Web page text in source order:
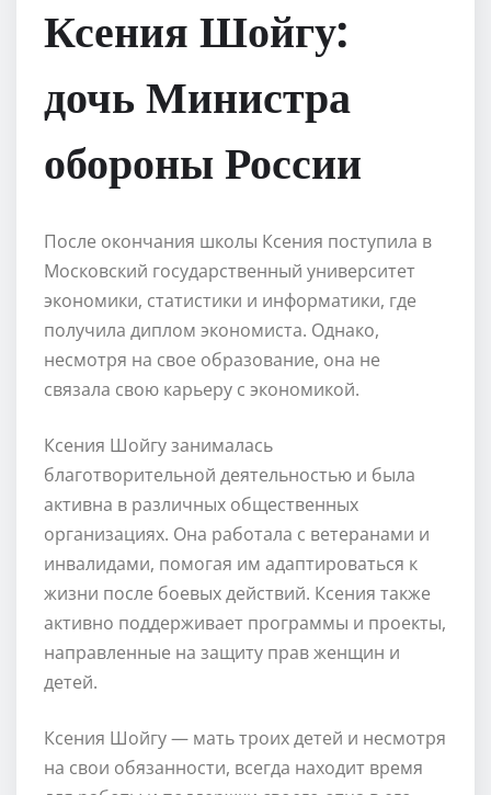
Ксения Шойгу:
дочь Министра
обороны России
После окончания школы Ксения поступила в
Московский государственный университет
экономики, статистики и информатики, где
получила диплом экономиста. Однако,
несмотря на свое образование, она не
связала свою карьеру с экономикой.
Ксения Шойгу занималась
благотворительной деятельностью и была
активна в различных общественных
организациях. Она работала с ветеранами и
инвалидами, помогая им адаптироваться к
жизни после боевых действий. Ксения также
активно поддерживает программы и проекты,
направленные на защиту прав женщин и
детей.
Ксения Шойгу — мать троих детей и несмотря
на свои обязанности, всегда находит время